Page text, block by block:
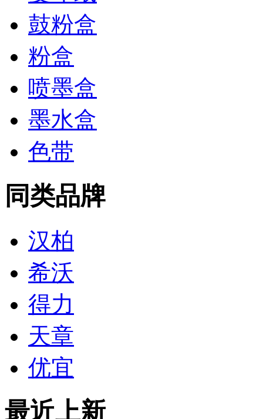
鼓粉盒
粉盒
喷墨盒
墨水盒
色带
同类品牌
汉柏
希沃
得力
天章
优宜
最近上新